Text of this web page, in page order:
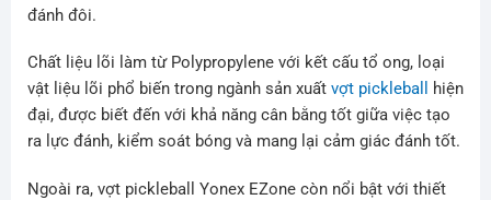
đánh đôi.
Chất liệu lõi làm từ Polypropylene với kết cấu tổ ong, loại
vật liệu lõi phổ biến trong ngành sản xuất vợt pickleball
hiện
đại, được biết đến với khả năng cân bằng tốt giữa việc tạo
ra lực đánh, kiểm soát bóng và mang lại cảm giác đánh tốt.
Ngoài ra, vợt pickleball Yonex EZone còn nổi bật với thiết